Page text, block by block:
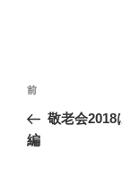
投
ナ
前
の
投
前
敬老会2018
編